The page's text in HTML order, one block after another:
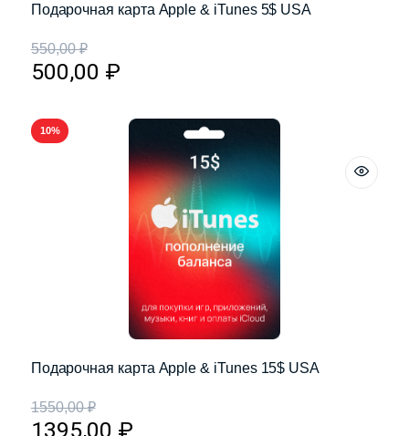
Подарочная карта Apple & iTunes 5$ USA
550,00₽
500,00 ₽
10%
Подарочная карта Apple & iTunes 15$ USA
1550,00₽
1395,00 ₽